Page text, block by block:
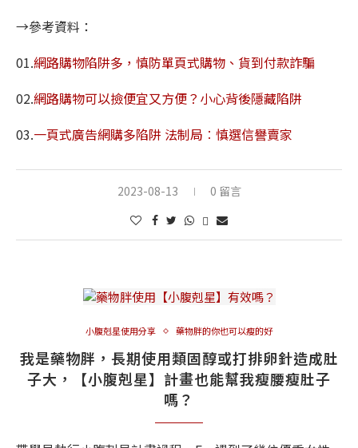
→參考資料：
01.網路購物陷阱多，慎防單頁式購物、貨到付款詐騙
02.網路購物可以撿便宜又方便？小心背後隱藏陷阱
03.一頁式廣告網購多陷阱 法制局︰慎選信譽賣家
2023-08-13 0 留言
小腹剋星使用分享 藥物胖的你也可以瘦的好
我是藥物胖，長期使用類固醇或打排卵針造成肚
子大，【小腹剋星】計畫也能幫我瘦腰瘦肚子
嗎？